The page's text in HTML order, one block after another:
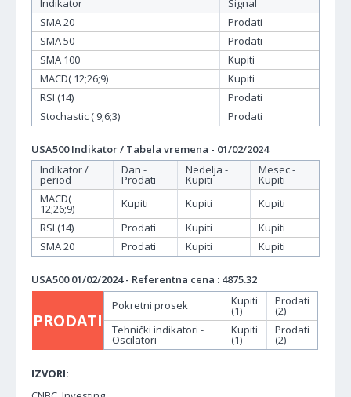
Indikator
Signal
SMA 20
Prodati
SMA 50
Prodati
SMA 100
Kupiti
MACD( 12;26;9)
Kupiti
RSI (14)
Prodati
Stochastic ( 9;6;3)
Prodati
USA500 Indikator / Tabela vremena - 01/02/2024
Indikator /
period
Dan -
Prodati
Nedelja -
Kupiti
Mesec -
Kupiti
MACD(
12;26;9) Kupiti Kupiti
Kupiti
RSI (14)
Prodati Kupiti
Kupiti
SMA 20
Prodati Kupiti Kupiti
USA500 01/02/2024 - Referentna cena : 4875.32
PRODATI
Pokretni prosek Kupiti
(1)
Prodati
(2)
Tehnički indikatori -
Oscilatori
Kupiti
(1)
Prodati
(2)
IZVORI: